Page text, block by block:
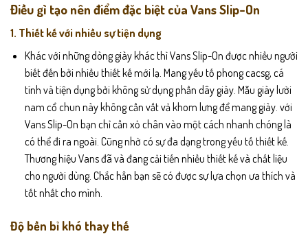
Điều gì tạo nên điểm đặc biệt của Vans Slip-On
1. Thiết kế với nhiều sự tiện dụng
Khác với những dòng giày khác thì Vans Slip-On được nhiều người
biết đến bởi nhiều thiết kế mới lạ. Mang yếu tố phong cacsg, cá
tính và tiện dụng bởi không sử dụng phần dây giày. Mẫu giày lười
nam cổ chun này không cần vất vả khom lưng để mang giày. với
Vans Slip-On bạn chỉ cần xỏ chân vào một cách nhanh chóng là
có thể đi ra ngoài. Cũng nhờ có sự đa dạng trong yếu tố thiết kế.
Thương hiệu Vans đã và đang cải tiến nhiều thiết kế và chất liệu
cho người dùng. Chắc hẳn bạn sẽ có được sự lựa chọn ưa thích và
tốt nhất cho mình.
Độ bền bỉ khó thay thế